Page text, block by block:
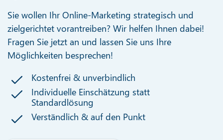
Sie wollen Ihr Online-Marketing strategisch und
zielgerichtet vorantreiben? Wir helfen Ihnen dabei!
Fragen Sie jetzt an und lassen Sie uns Ihre
Möglichkeiten besprechen!
Kostenfrei & unverbindlich
Individuelle Einschätzung statt
Standardlösung
Verständlich & auf den Punkt